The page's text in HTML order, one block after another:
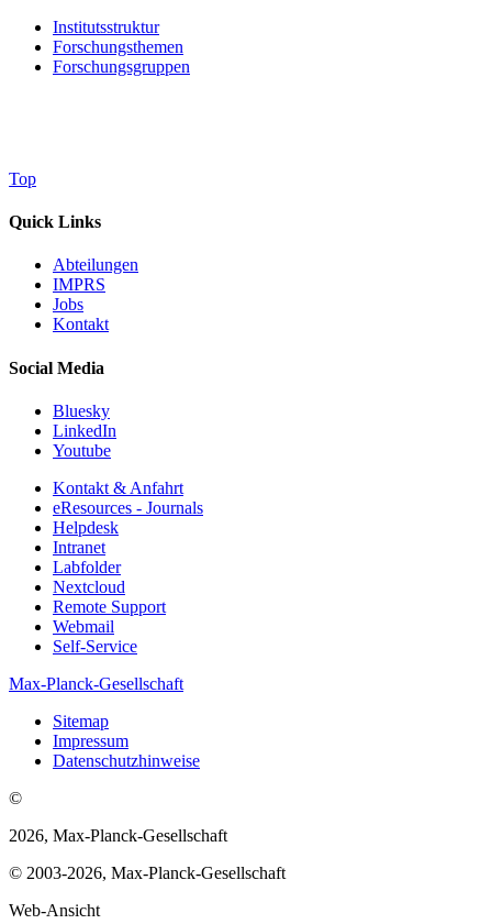
Institutsstruktur
Forschungsthemen
Forschungsgruppen
Top
Quick Links
Abteilungen
IMPRS
Jobs
Kontakt
Social Media
Bluesky
LinkedIn
Youtube
Kontakt & Anfahrt
eResources - Journals
Helpdesk
Intranet
Labfolder
Nextcloud
Remote Support
Webmail
Self-Service
Max-Planck-Gesellschaft
Sitemap
Impressum
Datenschutzhinweise
©
2026, Max-Planck-Gesellschaft
© 2003-2026, Max-Planck-Gesellschaft
Web-Ansicht